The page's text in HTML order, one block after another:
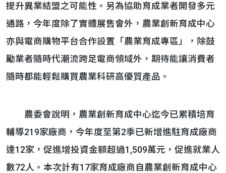
提升異業結盟之可能性。另為協助育成業者開發多元
通路，今年度除了實體展售會外，農業創新育成中心
亦與電商購物平台合作設置「農業育成專區」，除鼓
勵業者隨時代潮流跨足電商領域外，期待能讓消費者
隨時都能輕鬆購買農業科研高優質產品。
農委會說明，農業創新育成中心迄今已累積培育
輔導219家廠商，今年度至第2季已新增進駐育成廠商
達12家，促進增投資金額超過1,509萬元，促進就業人
數72人。本次計有17家育成廠商自農業創新育成中心